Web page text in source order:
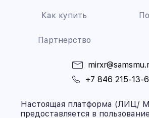
Как купить
Партнерство
+7 846 215-13-
Настоящая платформа (ЛИЦ/
предоставляется в